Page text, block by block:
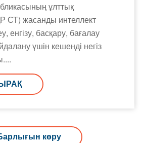
ұлттық
СТ) жасанды интеллект
енгізу, басқару, бағалау
үшін кешенді негіз
көру